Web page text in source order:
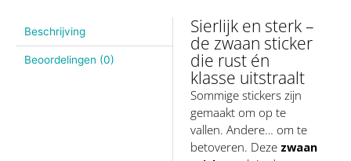
Beschrijving
Beoordelingen (0)
Sierlijk en sterk –
de zwaan sticker
die rust én
klasse uitstraalt
Sommige stickers zijn
gemaakt om op te
vallen. Andere… om te
betoveren. Deze zwaan